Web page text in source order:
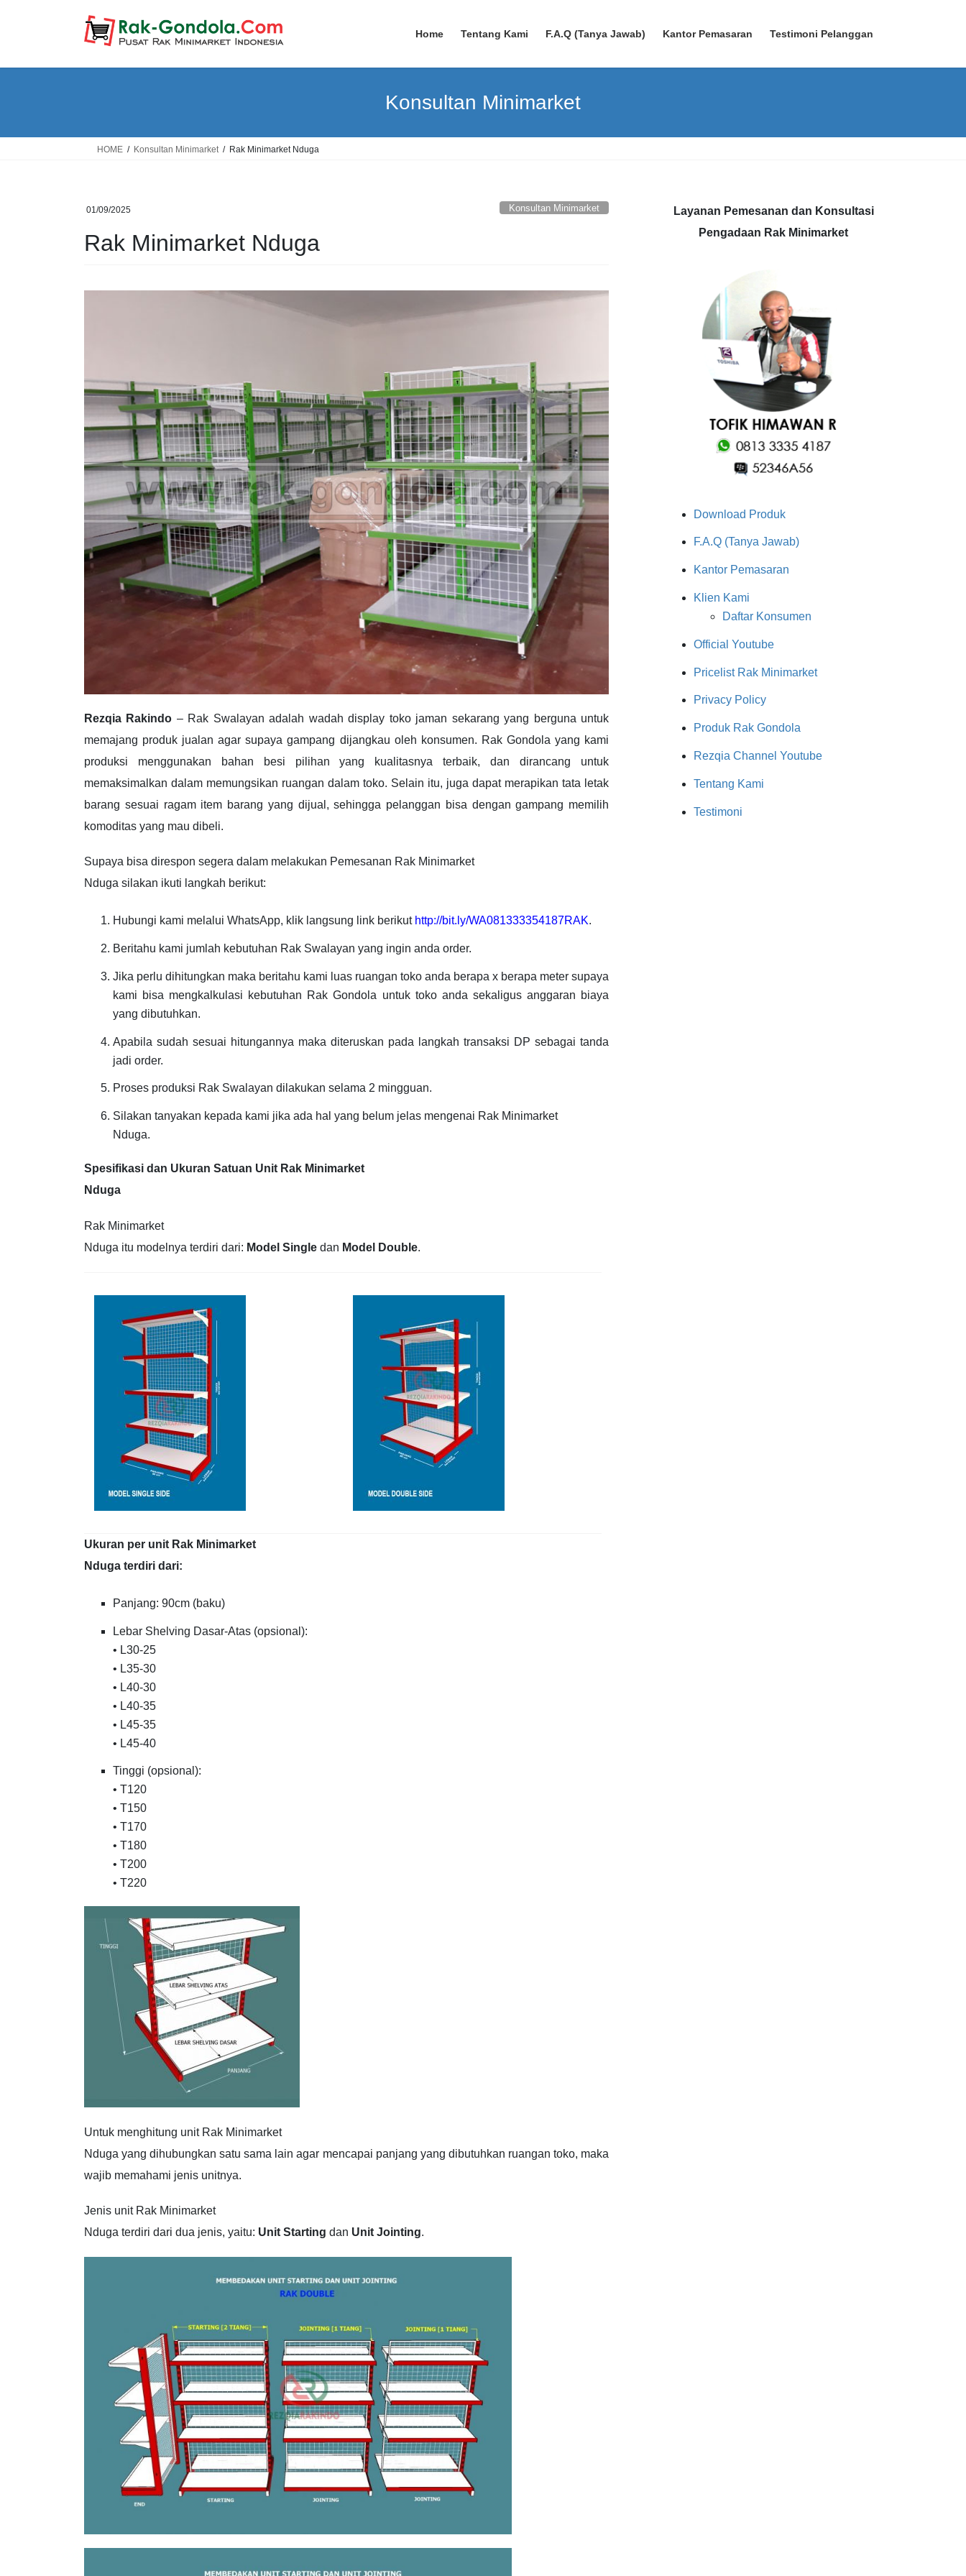
Home Tentang Kami F.A.Q (Tanya Jawab) Kantor Pemasaran Testimoni Pelanggan
Konsultan Minimarket
HOME Konsultan Minimarket Rak Minimarket Nduga
01/09/2025 Konsultan Minimarket
Rak Minimarket Nduga
Rezqia Rakindo – Rak Swalayan adalah wadah display toko jaman sekarang yang berguna untuk
memajang produk jualan agar supaya gampang dijangkau oleh konsumen. Rak Gondola yang kami
produksi menggunakan bahan besi pilihan yang kualitasnya terbaik, dan dirancang untuk
memaksimalkan dalam memungsikan ruangan dalam toko. Selain itu, juga dapat merapikan tata letak
barang sesuai ragam item barang yang dijual, sehingga pelanggan bisa dengan gampang memilih
komoditas yang mau dibeli.
Supaya bisa direspon segera dalam melakukan Pemesanan Rak Minimarket
Nduga silakan ikuti langkah berikut:
Hubungi kami melalui WhatsApp, klik langsung link berikut http://bit.ly/WA081333354187RAK.
Beritahu kami jumlah kebutuhan Rak Swalayan yang ingin anda order.
Jika perlu dihitungkan maka beritahu kami luas ruangan toko anda berapa x berapa meter supaya
kami bisa mengkalkulasi kebutuhan Rak Gondola untuk toko anda sekaligus anggaran biaya
yang dibutuhkan.
Apabila sudah sesuai hitungannya maka diteruskan pada langkah transaksi DP sebagai tanda
jadi order.
Proses produksi Rak Swalayan dilakukan selama 2 mingguan.
Silakan tanyakan kepada kami jika ada hal yang belum jelas mengenai Rak Minimarket
Nduga.
Spesifikasi dan Ukuran Satuan Unit Rak Minimarket
Nduga
Rak Minimarket
Nduga itu modelnya terdiri dari: Model Single dan Model Double.
Ukuran per unit Rak Minimarket
Nduga terdiri dari:
Panjang: 90cm (baku)
Lebar Shelving Dasar-Atas (opsional):
• L30-25
• L35-30
• L40-30
• L40-35
• L45-35
• L45-40
Tinggi (opsional):
• T120
• T150
• T170
• T180
• T200
• T220
Untuk menghitung unit Rak Minimarket
Nduga yang dihubungkan satu sama lain agar mencapai panjang yang dibutuhkan ruangan toko, maka
wajib memahami jenis unitnya.
Jenis unit Rak Minimarket
Nduga terdiri dari dua jenis, yaitu: Unit Starting dan Unit Jointing.
Layanan Pemesanan dan Konsultasi
Pengadaan Rak Minimarket
Download Produk
F.A.Q (Tanya Jawab)
Kantor Pemasaran
Klien Kami
Daftar Konsumen
Official Youtube
Pricelist Rak Minimarket
Privacy Policy
Produk Rak Gondola
Rezqia Channel Youtube
Tentang Kami
Testimoni